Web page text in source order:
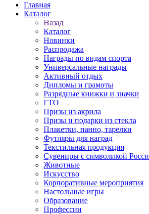
Главная
Каталог
Назад
Каталог
Новинки
Распродажа
Награды по видам спорта
Универсальные награды
Активный отдых
Дипломы и грамоты
Разрядные книжки и значки
ГТО
Призы из акрила
Призы и подарки из стекла
Плакетки, панно, тарелки
Футляры для наград
Текстильная продукция
Сувениры с символикой
Животные
Искусство
Корпоративные мероприятия
Настольные игры
Образование
Профессии